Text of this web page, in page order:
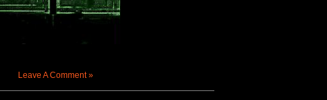
Leave A Comment »